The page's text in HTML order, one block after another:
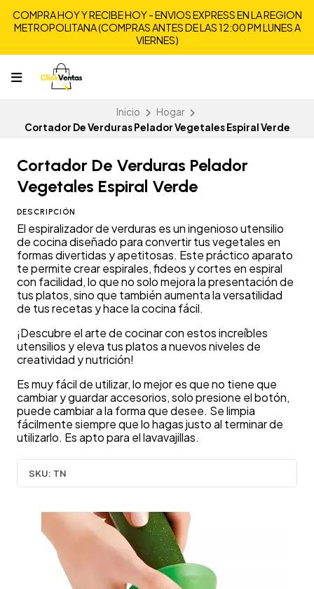
COMPRA HOY Y RECIBE HOY - ENVIOS EXPRESS EN LA REGION
METROPOLITANA (COMPRAS ANTES DE LAS 12:00 PM LUNES A
VIERNES)
Inicio
Hogar
Cortador De Verduras Pelador Vegetales Espiral Verde
Cortador De Verduras Pelador
Vegetales Espiral Verde
DESCRIPCIÓN
El espiralizador de verduras es un ingenioso utensilio
de cocina diseñado para convertir tus vegetales en
formas divertidas y apetitosas. Este práctico aparato
te permite crear espirales, fideos y cortes en espiral
con facilidad, lo que no solo mejora la presentación de
tus platos, sino que también aumenta la versatilidad
de tus recetas y hace la cocina fácil.
¡Descubre el arte de cocinar con estos increíbles
utensilios y eleva tus platos a nuevos niveles de
creatividad y nutrición!
Es muy fácil de utilizar, lo mejor es que no tiene que
cambiar y guardar accesorios, solo presione el botón,
puede cambiar a la forma que desee. Se limpia
fácilmente siempre que lo hagas justo al terminar de
utilizarlo. Es apto para el lavavajillas.
SKU: TN